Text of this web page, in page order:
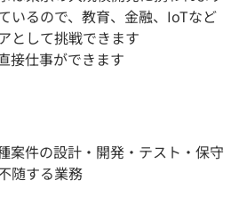
いるので、教育、金融、IoTなど
として挑戦できます
接仕事ができます
案件の設計・開発・テスト・保守
随する業務